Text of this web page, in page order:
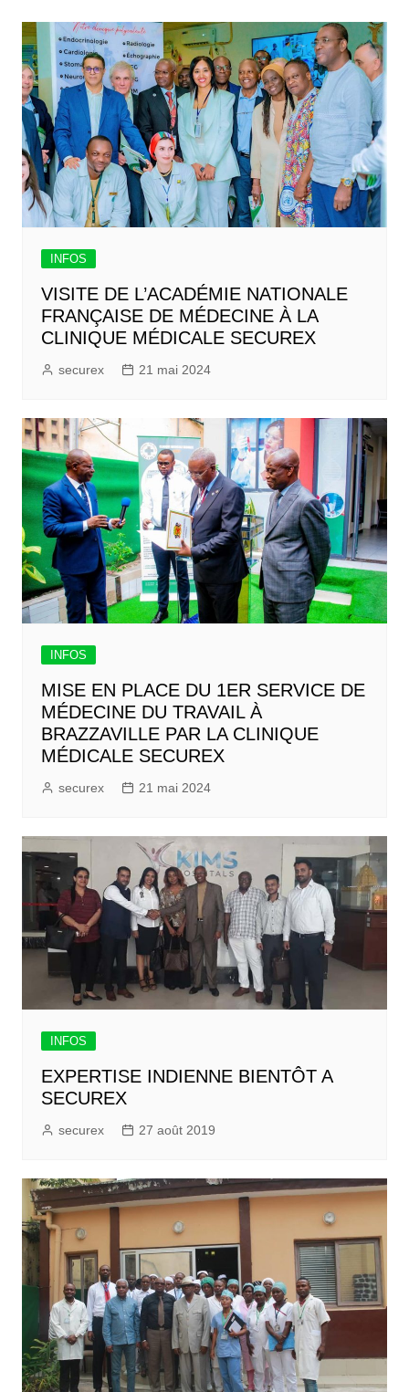
INFOS
VISITE DE L’ACADÉMIE NATIONALE
FRANÇAISE DE MÉDECINE À LA
CLINIQUE MÉDICALE SECUREX
securex 21 mai 2024
INFOS
MISE EN PLACE DU 1ER SERVICE DE
MÉDECINE DU TRAVAIL À
BRAZZAVILLE PAR LA CLINIQUE
MÉDICALE SECUREX
securex 21 mai 2024
INFOS
EXPERTISE INDIENNE BIENTÔT A
SECUREX
securex 27 août 2019